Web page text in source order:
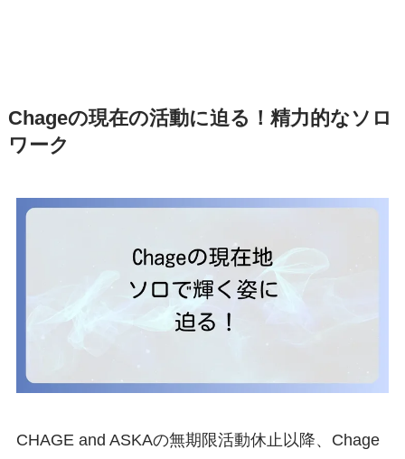
Chageの現在の活動に迫る！精力的なソロ
ワーク
CHAGE and ASKAの無期限活動休止以降、Chage